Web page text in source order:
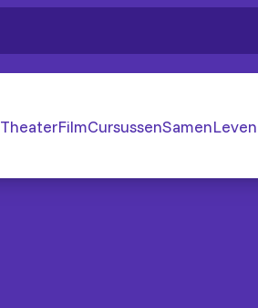
TheaterFilmCursussenSamenLeven